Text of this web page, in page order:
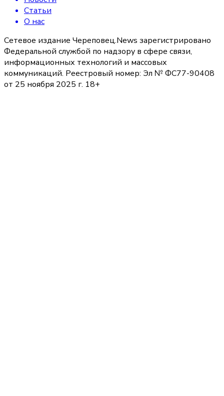
Статьи
О нас
Сетевое издание Череповец.News зарегистрировано
Федеральной службой по надзору в сфере связи,
информационных технологий и массовых
коммуникаций. Реестровый номер: Эл № ФС77-90408
от 25 ноября 2025 г. 18+